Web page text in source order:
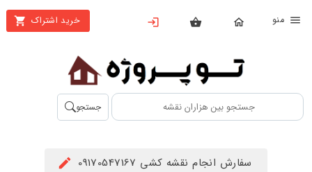
خرید اشتراک
بستن
محصولات
تهیه
اشتراک
جستجو
سفارش انجام نقشه کشی 09170547167